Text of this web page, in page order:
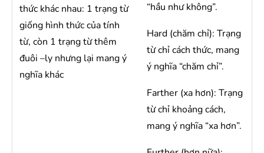
thức khác nhau: 1 trạng từ
giống hình thức của tính
từ, còn 1 trạng từ thêm
đuôi –ly nhưng lại mang ý
nghĩa khác
“hầu như không”.
Hard (chăm chỉ): Trạng
từ chỉ cách thức, mang
ý nghĩa “chăm chỉ”.
Farther (xa hơn): Trạng
từ chỉ khoảng cách,
mang ý nghĩa “xa hơn”.